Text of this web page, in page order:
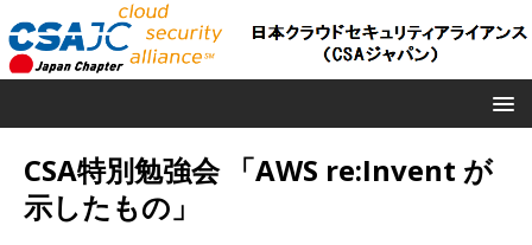
CSA特別勉強会 「AWS re:Invent が
示したもの」